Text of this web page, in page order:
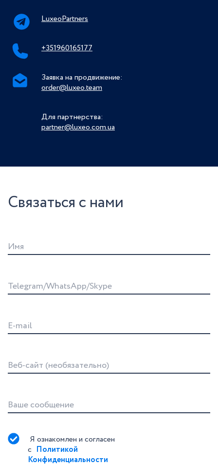
LuxeoPartners
+351960165177
Заявка на продвижение:
order@luxeo.team
Для партнерства:
partner@luxeo.com.ua
Связаться с нами
Имя
Telegram/WhatsApp/Skype
E-mail
Веб-сайт (необязательно)
Ваше сообщение
Я ознакомлен и согласен
с Политикой
Конфиденциальности